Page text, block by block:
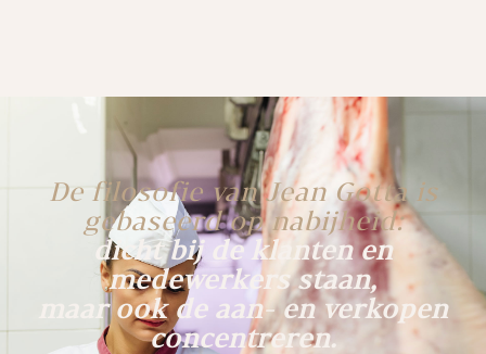
De filosofie van Jean Gotta is
gebaseerd op nabijheid:
dicht bij de klanten en
medewerkers staan,
maar ook de aan- en verkopen
concentreren.